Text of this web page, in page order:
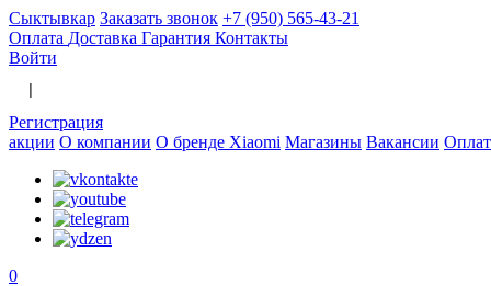
Сыктывкар Заказать звонок +7 (950) 565-43-21
Оплата Доставка Гарантия Контакты
Войти
Регистрация
акции О компании О бренде Xiaomi Магазины Вакансии
0